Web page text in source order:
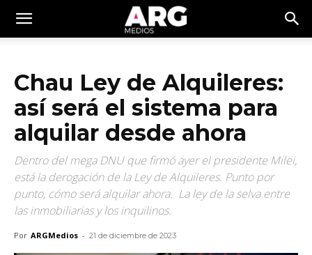
Chau Ley de Alquileres:
así será el sistema para
alquilar desde ahora
Dentro del mega DNU que firmó ayer el presidente Milei,
está la derogación de la Ley de Alquileres. Punto por
punto, cómo será alquilar ahora. La ley de la selva entre
las inmobiliarias y los inquilinos.
Por ARGMedios - 21 de diciembre de 2023